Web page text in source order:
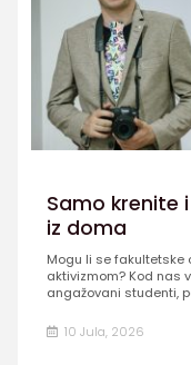
Samo krenite
iz doma
Mogu li se fakultetske
aktivizmom? Kod nas
angažovani studenti,
10 Jula, 2026